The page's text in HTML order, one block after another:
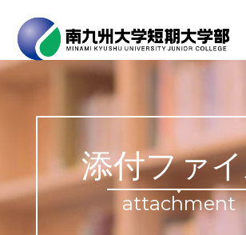
添付ファ
attachment